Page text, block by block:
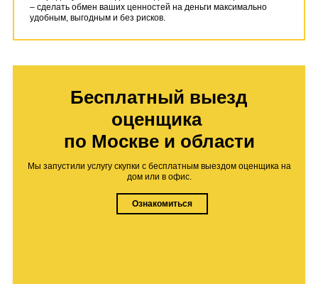
– сделать обмен ваших ценностей на деньги максимально
удобным, выгодным и без рисков.
Бесплатный выезд
оценщика
по Москве и области
Мы запустили услугу скупки с бесплатным выездом оценщика на
дом или в офис.
Ознакомиться